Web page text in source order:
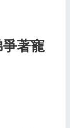
著寵